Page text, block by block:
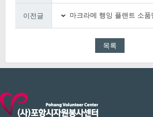
이전글 마크라메 행잉 플랜트 소품
목록